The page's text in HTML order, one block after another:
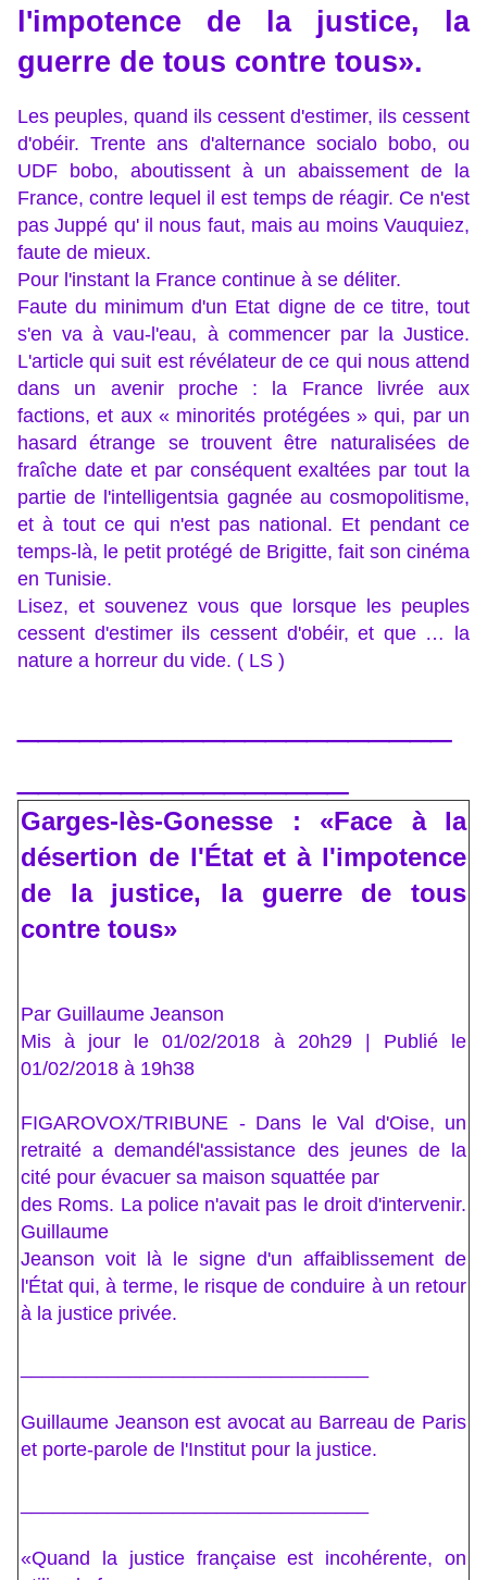
l'impotence de la justice, la
guerre de tous contre tous».
Les peuples, quand ils cessent d'estimer, ils cessent
d'obéir. Trente ans d'alternance socialo bobo, ou
UDF bobo, aboutissent à un abaissement de la
France, contre lequel il est temps de réagir. Ce n'est
pas Juppé qu' il nous faut, mais au moins Vauquiez,
faute de mieux.
Pour l'instant la France continue à se déliter.
Faute du minimum d'un Etat digne de ce titre, tout
s'en va à vau-l'eau, à commencer par la Justice.
L'article qui suit est révélateur de ce qui nous attend
dans un avenir proche : la France livrée aux
factions, et aux « minorités protégées » qui, par un
hasard étrange se trouvent être naturalisées de
fraîche date et par conséquent exaltées par tout la
partie de l'intelligentsia gagnée au cosmopolitisme,
et à tout ce qui n'est pas national. Et pendant ce
temps-là, le petit protégé de Brigitte, fait son cinéma
en Tunisie.
Lisez, et souvenez vous que lorsque les peuples
cessent d'estimer ils cessent d'obéir, et que … la
nature a horreur du vide. ( LS )
Garges-lès-Gonesse : «Face à la
désertion de l'État et à l'impotence
de la justice, la guerre de tous
contre tous»
Par Guillaume Jeanson
Mis à jour le 01/02/2018 à 20h29 | Publié le
01/02/2018 à 19h38
FIGAROVOX/TRIBUNE - Dans le Val d'Oise, un
retraité a demandél'assistance des jeunes de la
cité pour évacuer sa maison squattée par
des Roms. La police n'avait pas le droit d'intervenir.
Guillaume
Jeanson voit là le signe d'un affaiblissement de
l'État qui, à terme, le risque de conduire à un retour
à la justice privée.
Guillaume Jeanson est avocat au Barreau de Paris
et porte-parole de l'Institut pour la justice.
«Quand la justice française est incohérente, on